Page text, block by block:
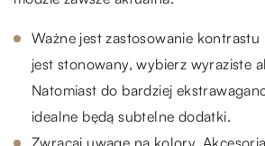
Ważne jest zastosowanie
jest stonowany, wybierz wyraziste
Natomiast do bardziej
idealne będą subtelne dodatki.
Zwracaj uwagę na kolory.